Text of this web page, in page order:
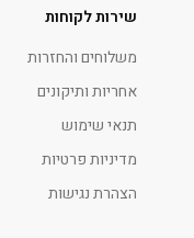
שירות לקוחות
משלוחים והחזרות
אחריות ותיקונים
תנאי שימוש
מדיניות פרטיות
הצהרת נגישות